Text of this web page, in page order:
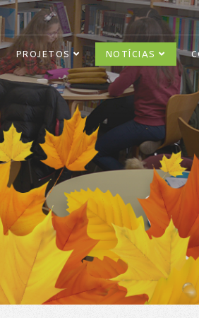
PROJETOS NOTÍCIAS